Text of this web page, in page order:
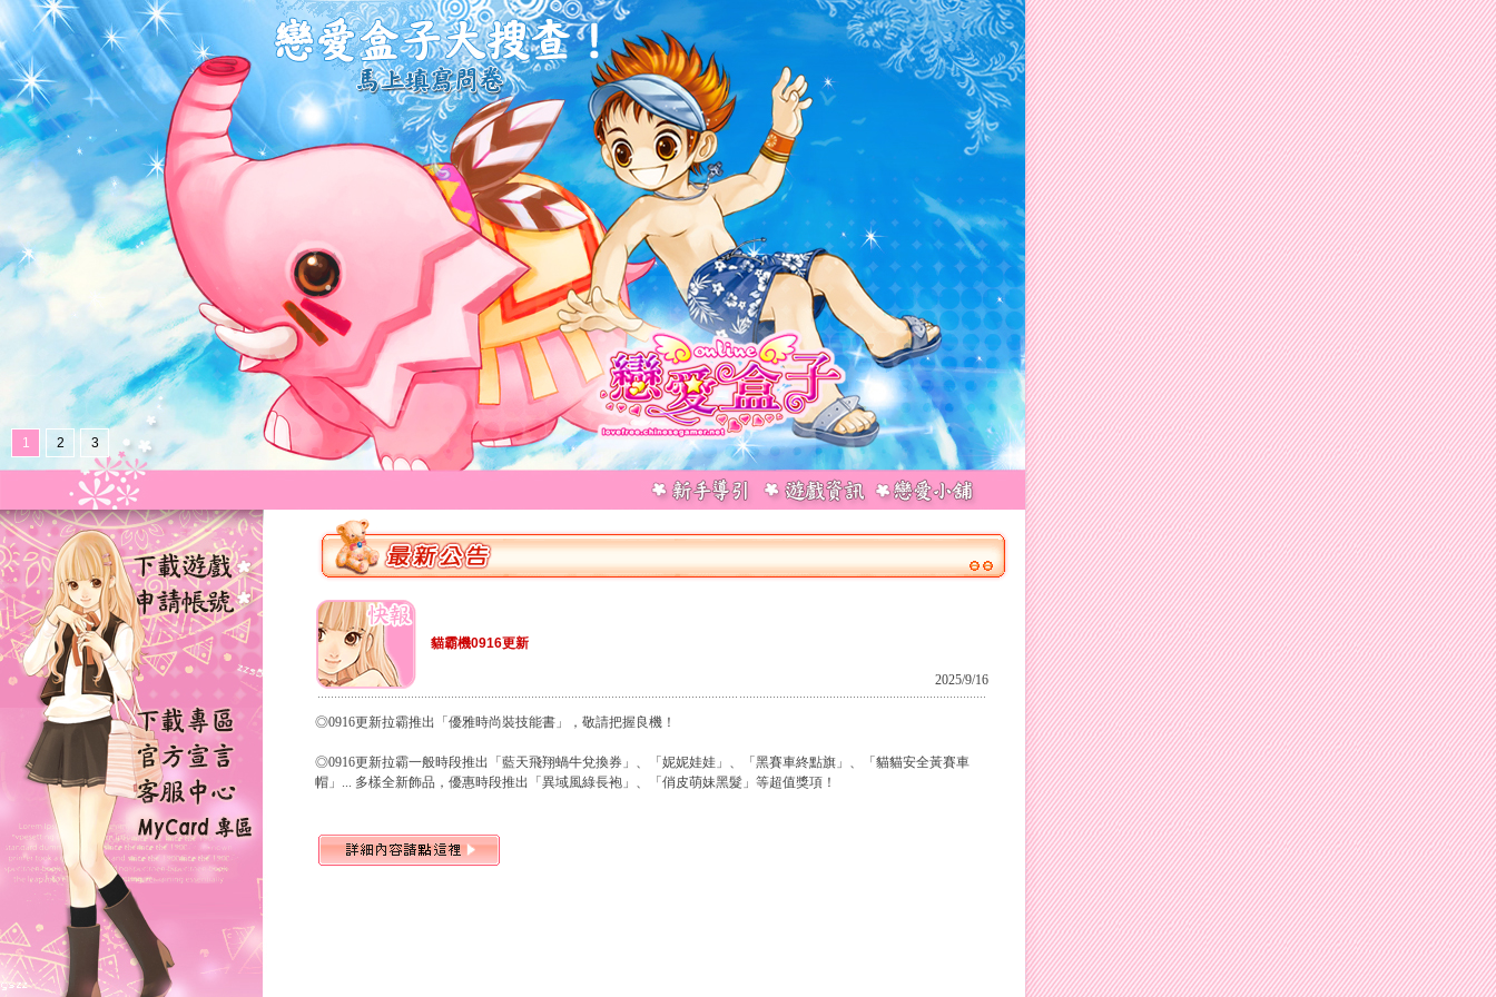
1 2 3
貓霸機0916更新
2025/9/16
◎0916更新拉霸推出「優雅時尚裝技能書」，敬請把握良機！
◎0916更新拉霸一般時段推出「藍天飛翔蝸牛兌換券」、「妮妮娃娃」、「黑賽車終點旗」、「貓貓安全黃賽車
帽」... 多樣全新飾品，優惠時段推出「異域風綠長袍」、「俏皮萌妹黑髮」等超值獎項！